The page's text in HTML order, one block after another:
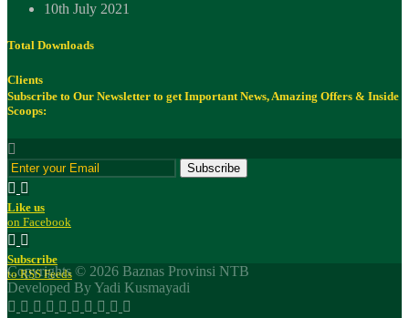
10th July 2021
Total Downloads
Clients
Subscribe to Our Newsletter to get Important News, Amazing Offers & Inside
Scoops:
Subscribe
Like us
on Facebook
Subscribe
to RSS Feeds
Copyrights © 2026 Baznas Provinsi NTB
Developed By Yadi Kusmayadi